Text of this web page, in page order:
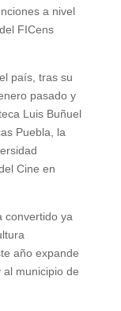
a nivel
FICens
país, tras su
pasado y
Luis Buñuel
Puebla, la
Cine en
convertido ya
año expande
municipio de